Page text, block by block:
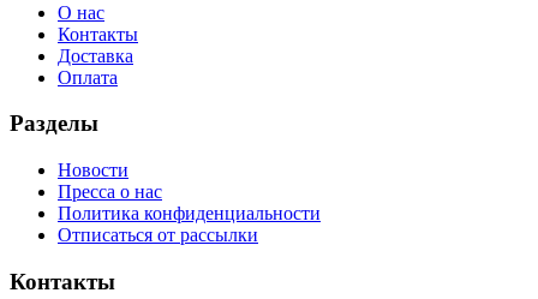
О нас
Контакты
Доставка
Оплата
Разделы
Новости
Пресса о нас
Политика конфиденциальности
Отписаться от рассылки
Контакты